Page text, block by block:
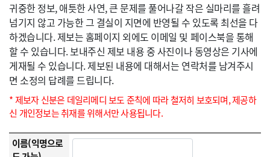
귀중한 정보, 애틋한 사연, 큰 문제를 풀어나갈 작은 실마리를 흘려
넘기지 않고 가능한 그 결실이 지면에 반영될 수 있도록 최선을 다
하겠습니다. 제보는 홈페이지 외에도 이메일 및 페이스북을 통해
할 수 있습니다. 보내주신 제보 내용 중 사진이나 동영상은 기사에
게재될 수 있습니다. 제보된 내용에 대해서는 연락처를 남겨주시
면 소정의 답례를 드립니다.
* 제보자 신분은 데일리메디 보도 준칙에 따라 철저히 보호되며, 제공하
신 개인정보는 취재를 위해서만 사용됩니다.
이름(익명으로